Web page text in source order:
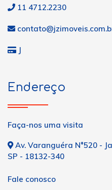
11 4712.2230
J
Endereço
Faça-nos uma visita
Av. Varanguéra N°520 -
SP - 18132-340
Fale conosco